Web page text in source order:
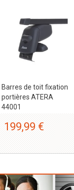
Barres de toit fixation
portières ATERA
44001
199,99 €